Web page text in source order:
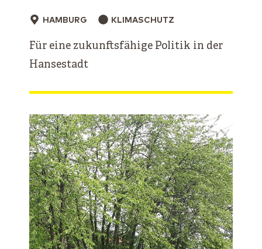
HAMBURG KLIMASCHUTZ
Für eine zukunftsfähige Politik in der
Hansestadt